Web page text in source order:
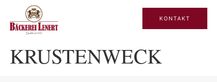
KONTAKT
KRUSTENWECK